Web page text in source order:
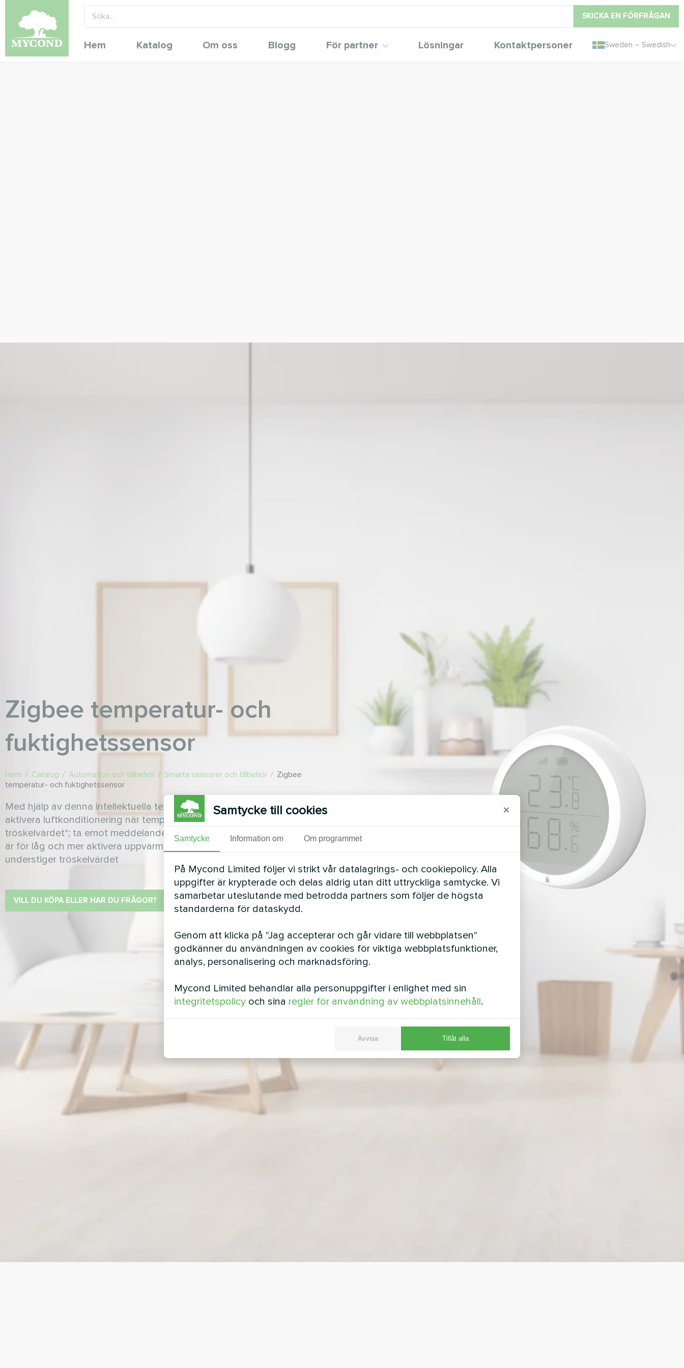
SKICKA EN FÖRFRÅGAN
Hem Katalog Om oss Blogg För partner Lösningar Kontaktpersoner Sweden – Swedish
Zigbee temperatur- och
fuktighetssensor
Hem / Catalog / Automation och tillbehör / Smarta sensorer och tillbehör / Zigbee
temperatur- och fuktighetssensor
Med hjälp av denna intellektuella termometer kan du justera olika scenarier:
aktivera luftkonditionering när temperaturen inomhus överstiger
tröskelvärdet*; ta emot meddelanden när luftfuktigheten i barnkammaren
är för låg och mer aktivera uppvärmning när temperaturen inomhus
understiger tröskelvärdet
VILL DU KÖPA ELLER HAR DU FRÅGOR?
Samtycke till cookies ×
Samtycke Information om Om programmet
På Mycond Limited följer vi strikt vår datalagrings- och cookiepolicy. Alla
uppgifter är krypterade och delas aldrig utan ditt uttryckliga samtycke. Vi
samarbetar uteslutande med betrodda partners som följer de högsta
standarderna för dataskydd.
Genom att klicka på "Jag accepterar och går vidare till webbplatsen"
godkänner du användningen av cookies för viktiga webbplatsfunktioner,
analys, personalisering och marknadsföring.
Mycond Limited behandlar alla personuppgifter i enlighet med sin
integritetspolicy och sina regler för användning av webbplatsinnehåll.
Avvisa Tillåt alla